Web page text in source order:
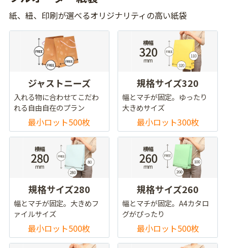
紙、紐、印刷が選べるオリジナリティの高い紙袋
ジャストニーズ
入れる物に合わせてこだわ
れる自由自在のプラン
最小ロット500枚
規格サイズ320
幅とマチが固定。ゆったり
大きめサイズ
最小ロット300枚
規格サイズ280
幅とマチが固定。大きめフ
ァイルサイズ
最小ロット500枚
規格サイズ260
幅とマチが固定。A4カタロ
グがぴったり
最小ロット500枚